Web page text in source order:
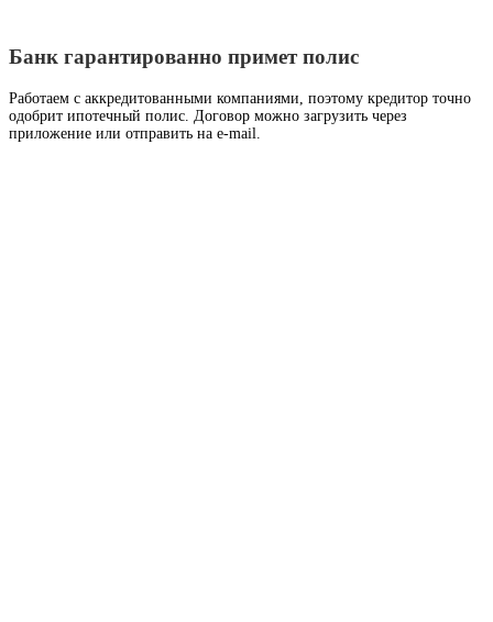
Банк гарантированно примет полис
Работаем с аккредитованными компаниями, поэтому кредитор точно
одобрит ипотечный полис. Договор можно загрузить через
приложение или отправить на e-mail.